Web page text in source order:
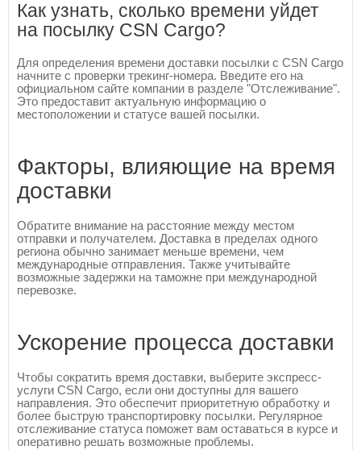
Как узнать, сколько времени уйдет
на посылку CSN Cargo?
Для определения времени доставки посылки с CSN Cargo
начните с проверки трекинг-номера. Введите его на
официальном сайте компании в разделе "Отслеживание".
Это предоставит актуальную информацию о
местоположении и статусе вашей посылки.
Факторы, влияющие на время
доставки
Обратите внимание на расстояние между местом
отправки и получателем. Доставка в пределах одного
региона обычно занимает меньше времени, чем
международные отправления. Также учитывайте
возможные задержки на таможне при международной
перевозке.
Ускорение процесса доставки
Чтобы сократить время доставки, выберите экспресс-
услуги CSN Cargo, если они доступны для вашего
направления. Это обеспечит приоритетную обработку и
более быструю транспортировку посылки. Регулярное
отслеживание статуса поможет вам оставаться в курсе и
оперативно решать возможные проблемы.